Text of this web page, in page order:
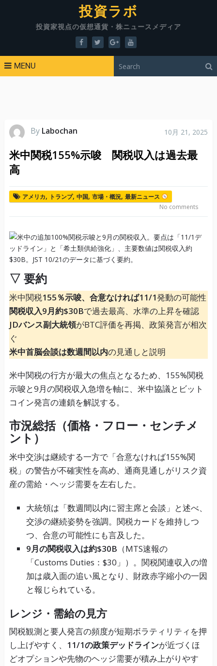
投資ラボ
投資家視点の仮想通貨・株ニュースメディア
MENU
By Labochan 10月 21, 2025
米中関税155%示唆 関税収入は過去最
高
アメリカ, トランプ, 中国, 市場・概況, 最新ニュース
No comments
▽ 要約
米中関税155％示唆、合意なければ11/1発動の可能性
関税収入9月約$30Bで過去最高、水準の上昇を確認
JDバンス副大統領がBTC評価を再掲、政策発言が相次
ぐ
米中首脳会談は数週間以内の見通しと説明
米中関税の行方が最大の焦点となるため、155%関税
示唆と9月の関税収入急増を軸に、米中協議とビット
コイン発言の連鎖を解説する。
市況総括（価格・フロー・センチメ
ント）
米中交渉は継続する一方で「合意なければ155%関
税」の警告が不確実性を高め、通商見通しがリスク資
産の需給・ヘッジ需要を左右した。
大統領は「数週間以内に習主席と会談」と述べ、
交渉の継続姿勢を強調。関税カードを維持しつ
つ、合意の可能性にも言及した。
9月の関税収入は約$30B （MTS速報の
「Customs Duties：$30」）。関税関連収入の増
加は歳入面の追い風となり、財政赤字縮小の一因
と報じられている。
レンジ・需給の見方
関税観測と要人発言の頻度が短期ボラティリティを押
し上げやすく、 11/1の政策デッドラインが近づくほ
どオプションや先物のヘッジ需要が積み上がりやす